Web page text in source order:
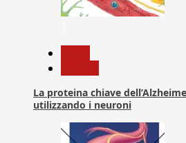
La proteina chiave
utilizzando i neuroni